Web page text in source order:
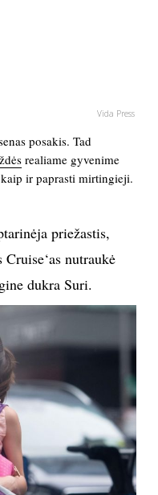
Vida Press
posakis. Tad
realiame gyvenime
ir paprasti mirtingieji.
priežastis,
nutraukė
dukra Suri.